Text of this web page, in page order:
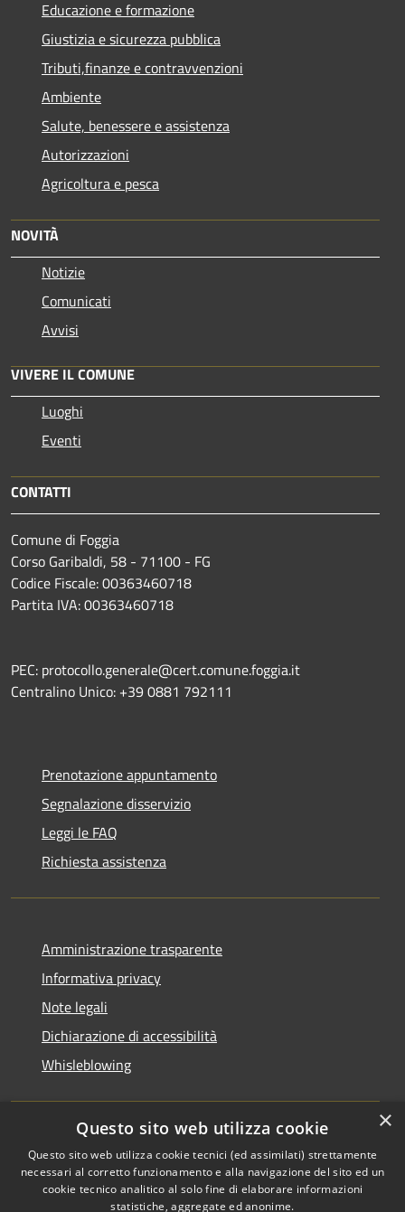
Educazione e formazione
Giustizia e sicurezza pubblica
Tributi,finanze e contravvenzioni
Ambiente
Salute, benessere e assistenza
Autorizzazioni
Agricoltura e pesca
NOVITÀ
Notizie
Comunicati
Avvisi
VIVERE IL COMUNE
Luoghi
Eventi
CONTATTI
Comune di Foggia
Corso Garibaldi, 58 - 71100 - FG
Codice Fiscale: 00363460718
Partita IVA: 00363460718
PEC: protocollo.generale@cert.comune.foggia.it
Centralino Unico: +39 0881 792111
Prenotazione appuntamento
Segnalazione disservizio
Leggi le FAQ
Richiesta assistenza
Amministrazione trasparente
Informativa privacy
Note legali
Dichiarazione di accessibilità
Whisleblowing
RSS
Accessibilità
Privacy
Copyright © 2026 • Comune di
Foggia • Powered by
Municipium•Accesso
×
Questo sito web utilizza cookie
Questo sito web utilizza cookie tecnici (ed assimilati) strettamente
necessari al corretto funzionamento e alla navigazione del sito ed un
cookie tecnico analitico al solo fine di elaborare informazioni
statistiche, aggregate ed anonime.